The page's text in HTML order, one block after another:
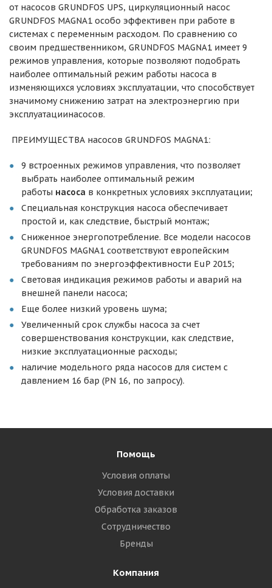
от насосов GRUNDFOS UPS, циркуляционный насос
GRUNDFOS MAGNA1 особо эффективен при работе в
системах с переменным расходом. По сравнению со
своим предшественником, GRUNDFOS MAGNA1 имеет 9
режимов управления, которые позволяют подобрать
наиболее оптимальный режим работы насоса в
изменяющихся условиях эксплуатации, что способствует
значимому снижению затрат на электроэнергию при
эксплуатациинасосов.
ПРЕИМУЩЕСТВА насосов GRUNDFOS MAGNA1:
9 встроенных режимов управления, что позволяет
выбрать наиболее оптимальный режим
работы насоса в конкретных условиях эксплуатации;
Специальная конструкция насоса обеспечивает
простой и, как следствие, быстрый монтаж;
Сниженное энергопотребление. Все модели насосов
GRUNDFOS MAGNA1 соответствуют европейским
требованиям по энергоэффективности EuP 2015;
Световая индикация режимов работы и аварий на
внешней панели насоса;
Еще более низкий уровень шума;
Увеличенный срок службы насоса за счет
совершенствования конструкции, как следствие,
низкие эксплуатационные расходы;
наличие модельного ряда насосов для систем с
давлением 16 бар (PN 16, по запросу).
Помощь
Условия оплаты
Условия доставки
Обработка заказов
Сотрудничество
Бренды
Компания